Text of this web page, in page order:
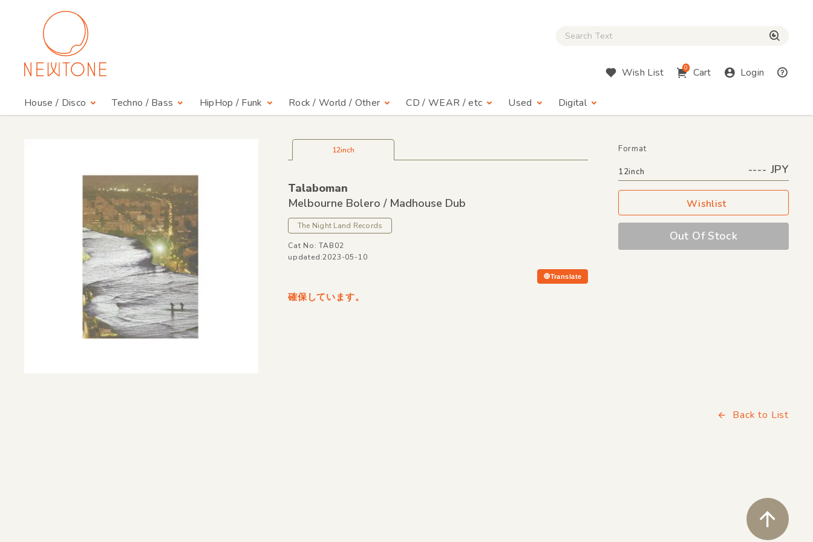
Close Search box
Wish List 0 Cart Login
House / Disco Techno / Bass HipHop / Funk Rock / World / Other CD / WEAR / etc Used Digital
12inch
Talaboman
Melbourne Bolero /Madhouse Dub
The Night Land Records
Cat No: TAB02
updated:2023-05-10
Translate
Format
12inch ---- JPY
Wishlist
Out Of Stock
確保しています。
Back to List